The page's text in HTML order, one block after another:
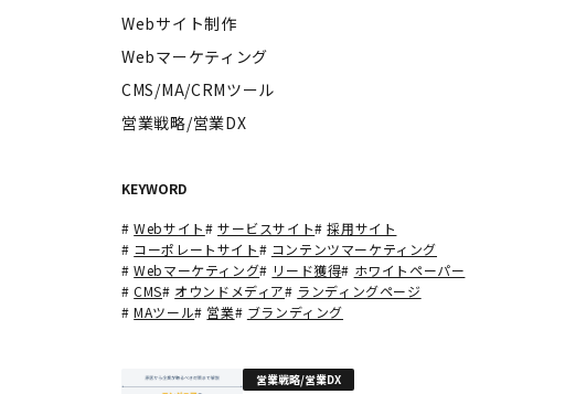
Webサイト制作
Webマーケティング
CMS/MA/CRMツール
営業戦略/営業DX
KEYWORD
#Webサイト#サービスサイト#採用サイト
# コーポレートサイト# コンテンツマーケティング
#Webマーケティング# リード獲得# ホワイトペーパー
#CMS# オウンドメディア# ランディングページ
#MAツール# 営業# ブランディング
営業戦略/営業DX